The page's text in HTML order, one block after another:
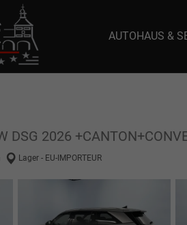
aee-
AUTOHAUS &
2026
Lager - EU-IMPORTEUR